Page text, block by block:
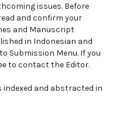
issues. Before
and confirm your
and Manuscript
in Indonesian and
Submission Menu. If you
to contact the Editor.
indexed and abstracted in